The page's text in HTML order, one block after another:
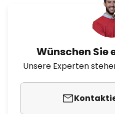
Wünschen Sie
Unsere Experten